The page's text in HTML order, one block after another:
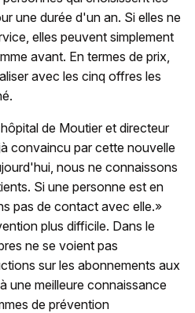
une durée d'un an. Si elles ne
elles peuvent simplement
avant. En termes de prix,
avec les cinq offres les
de Moutier et directeur
convaincu par cette nouvelle
nous ne connaissons
Si une personne est en
pas de contact avec elle.»
plus difficile. Dans le
ne se voient pas
sur les abonnements aux
une meilleure connaissance
de prévention